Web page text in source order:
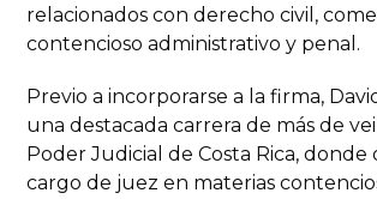
relacionados con derecho civil,
contencioso administrativo y penal.
Previo a incorporarse a la firma,
una destacada carrera de más de
Poder Judicial de Costa Rica, donde
cargo de juez en materias